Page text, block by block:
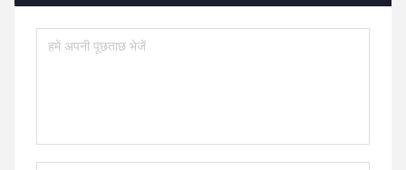
12T केबल ड्रम लिफ्टिंग जैक